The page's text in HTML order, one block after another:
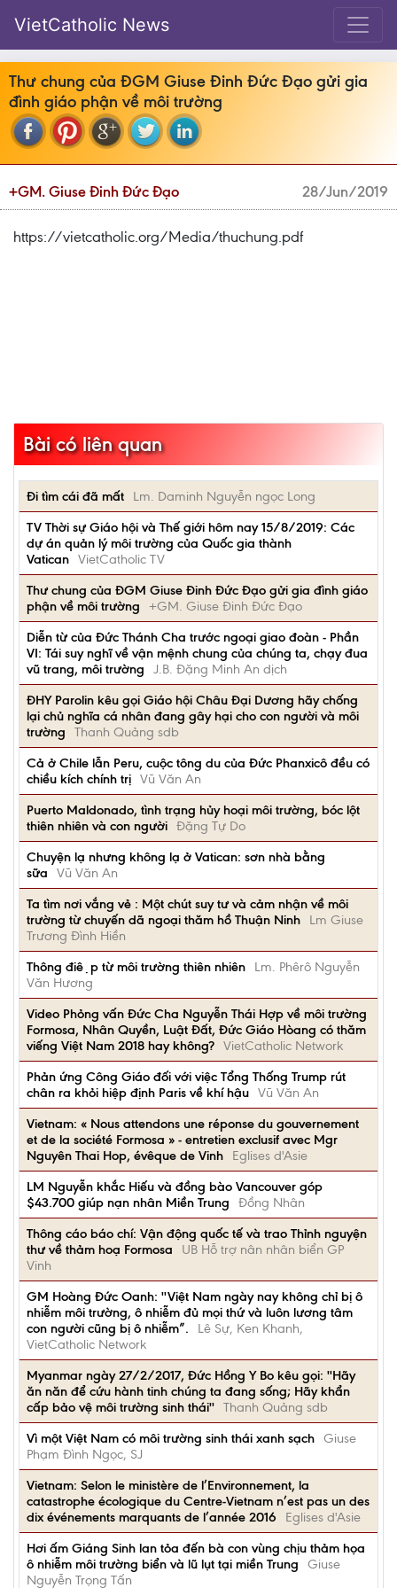
VietCatholic News
Thư chung của ĐGM Giuse Đinh Đức Đạo gửi gia
đình giáo phận về môi trường
+GM. Giuse Đinh Đức Đạo 28/Jun/2019
https://vietcatholic.org/Media/thuchung.pdf
Bài có liên quan
Đi tìm cái đã mất
Lm. Daminh Nguyễn ngọc Long
TV Thời sự Giáo hội và Thế giới hôm nay 15/8/2019: Các
dự án quản lý môi trường của Quốc gia thành
Vatican VietCatholic TV
Thư chung của ĐGM Giuse Đinh Đức Đạo gửi gia đình giáo
phận về môi trường
+GM. Giuse Đinh Đức Đạo
Diễn từ của Đức Thánh Cha trước ngoại giao đoàn - Phần
VI: Tái suy nghĩ về vận mệnh chung của chúng ta, chạy đua
vũ trang, môi trường
J.B. Đặng Minh An dịch
ĐHY Parolin kêu gọi Giáo hội Châu Đại Dương hãy chống
lại chủ nghĩa cá nhân đang gây hại cho con người và môi
trường
Thanh Quảng sdb
Cả ở Chile lẫn Peru, cuộc tông du của Đức Phanxicô đều có
chiều kích chính trị Vũ Văn An
Puerto Maldonado, tình trạng hủy hoại môi trường, bóc lột
thiên nhiên và con người Đặng Tự Do
Chuyện lạ nhưng không lạ ở Vatican: sơn nhà bằng
sữa
Vũ Văn An
Ta tìm nơi vắng vẻ : Một chút suy tư và cảm nhận về môi
trường từ chuyến dã ngoại thăm hồ Thuận Ninh
Lm Giuse
Trương Đình Hiền
Thông điệp từ môi trường thiên nhiên
Lm. Phêrô Nguyễn
Văn Hương
Video Phỏng vấn Đức Cha Nguyễn Thái Hợp về môi trường
Formosa, Nhân Quyền, Luật Đất, Đức Giáo Hòang có thăm
viếng Việt Nam 2018 hay không? VietCatholic Network
Phản ứng Công Giáo đối với việc Tổng Thống Trump rút
chân ra khỏi hiệp định Paris về khí hậu Vũ Văn An
Vietnam: « Nous attendons une réponse du gouvernement
et de la société Formosa » - entretien exclusif avec Mgr
Nguyên Thai Hop, évêque de Vinh
Eglises d'Asie
LM Nguyễn khắc Hiếu và đồng bào Vancouver góp
$43.700 giúp nạn nhân Miền Trung
Đồng Nhân
Thông cáo báo chí: Vận động quốc tế và trao Thỉnh nguyện
thư về thảm hoạ Formosa
UB Hỗ trợ nân nhân biển GP
Vinh
GM Hoàng Đức Oanh: ''Việt Nam ngày nay không chỉ bị ô
nhiễm môi trường, ô nhiễm đủ mọi thứ và luôn lương tâm
con người cũng bị ô nhiễm”.
Lê Sự, Ken Khanh,
VietCatholic Network
Myanmar ngày 27/2/2017, Đức Hồng Y Bo kêu gọi: ''Hãy
ăn năn để cứu hành tinh chúng ta đang sống; Hãy khẩn
cấp bảo vệ môi trường sinh thái'' Thanh Quảng sdb
Vì một Việt Nam có môi trường sinh thái xanh sạch Giuse
Phạm Đình Ngọc, SJ
Vietnam: Selon le ministère de l’Environnement, la
catastrophe écologique du Centre-Vietnam n’est pas un des
dix événements marquants de l’année 2016
Eglises d'Asie
Hơi ấm Giáng Sinh lan tỏa đến bà con vùng chịu thảm họa
ô nhiễm môi trường biển và lũ lụt tại miền Trung
Giuse
Nguyễn Trọng Tấn